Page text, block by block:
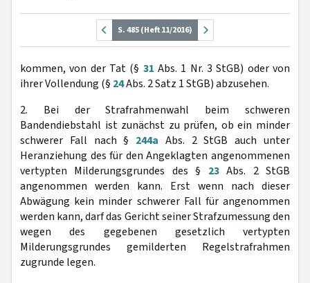
S. 485 (Heft 11/2016)
kommen, von der Tat (§ 31 Abs. 1 Nr. 3 StGB) oder von
ihrer Vollendung (§ 24Abs. 2 Satz 1 StGB) abzusehen.
2. Bei der Strafrahmenwahl beim schweren
Bandendiebstahl ist zunächst zu prüfen, ob ein minder
schwerer Fall nach § 244a Abs. 2 StGB auch unter
Heranziehung des für den Angeklagten angenommenen
vertypten Milderungsgrundes des § 23Abs. 2 StGB
angenommen werden kann. Erst wenn nach dieser
Abwägung kein minder schwerer Fall für angenommen
werden kann, darf das Gericht seiner Strafzumessung den
wegen des gegebenen gesetzlich vertypten
Milderungsgrundes gemilderten Regelstrafrahmen
zugrunde legen.